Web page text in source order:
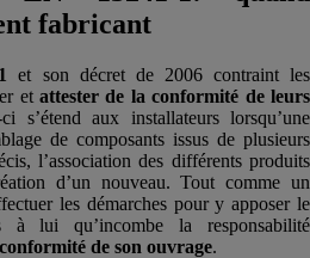
fabricant
et son décret de 2006 contraint les
etattester de la conformité de leurs
s’étend aux installateurs lorsqu’une
de composants issus de plusieurs
l’association des différents produits
d’un nouveau. Tout comme un
les démarches pour y apposer le
à lui qu’incombe la responsabilité
de son ouvrage.